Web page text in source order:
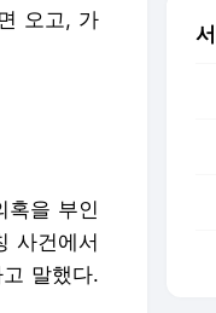
혹을 부인
건에서
한 종교
사실무근